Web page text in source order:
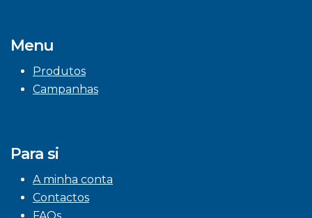
Menu
Produtos
Campanhas
Para si
A minha conta
Contactos